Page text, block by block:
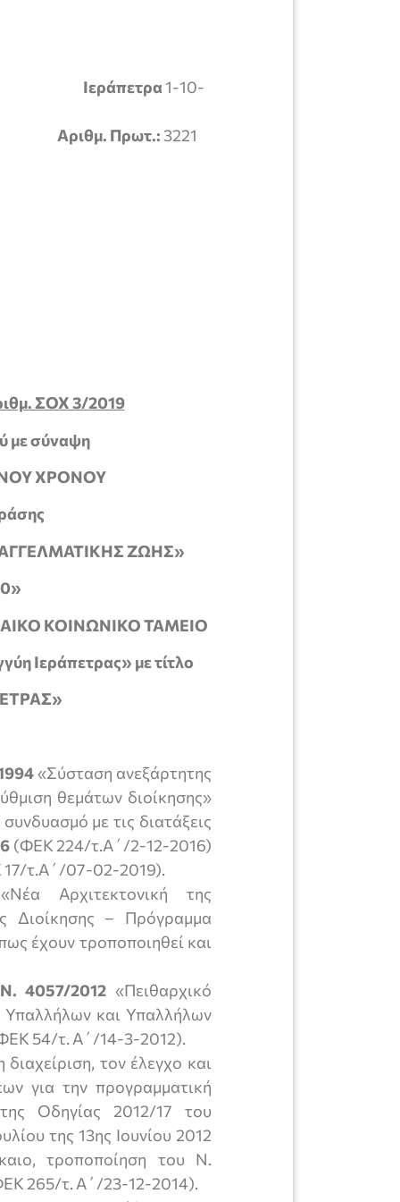
Ιεράπετρα1-10-
Αριθμ. Πρωτ.: 3221
ΣΟΧ 3/2019
με σύναψη
ΧΡΟΝΟΥ
ΖΩΗΣ»
ΚΟΙΝΩΝΙΚΟ ΤΑΜΕΙΟ
Ιεράπετρας» με τίτλο
«Σύσταση ανεξάρτητης
θεμάτων διοίκησης»
με τις διατάξεις
(ΦΕΚ 224/τ.Α΄/2-12-2016)
τ.Α΄/07-02-2019).
Αρχιτεκτονική της
Διοίκησης – Πρόγραμμα
έχουν τροποποιηθεί και
4057/2012 «Πειθαρχικό
Υπαλλήλων και Υπαλλήλων
54/τ. Α΄/14-3-2012).
τον έλεγχο και
για την προγραμματική
Οδηγίας 2012/17 του
της 13ης Ιουνίου 2012
τροποποίηση του Ν.
265/τ. Α΄/23-12-2014).